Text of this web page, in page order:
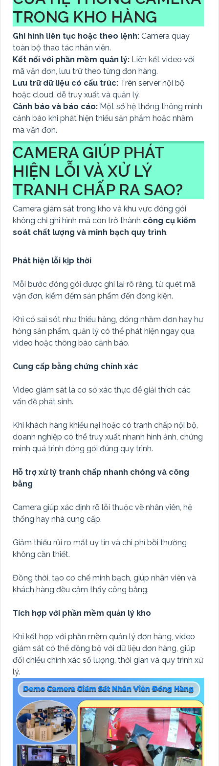
TRONG KHO HÀNG
Ghi hình liên tục hoặc theo lệnh: Camera quay
toàn bộ thao tác nhân viên.
Kết nối với phần mềm quản lý: Liên kết video với
mã vận đơn, lưu trữ theo từng đơn hàng.
Lưu trữ dữ liệu có cấu trúc: Trên server nội bộ
hoặc cloud, dễ truy xuất và quản lý.
Cảnh báo và báo cáo: Một số hệ thống thông minh
cảnh báo khi phát hiện thiếu sản phẩm hoặc nhầm
mã vận đơn.
CAMERA GIÚP PHÁT
HIỆN LỖI VÀ XỬ LÝ
TRANH CHẤP RA SAO?
Camera giám sát trong kho và khu vực đóng gói
không chỉ ghi hình mà còn trở thành công cụ kiểm
soát chất lượng và minh bạch quy trình.
Phát hiện lỗi kịp thời
Mỗi bước đóng gói được ghi lại rõ ràng, từ quét mã
vận đơn, kiểm đếm sản phẩm đến đóng kiện.
Khi có sai sót như thiếu hàng, đóng nhầm đơn hay hư
hỏng sản phẩm, quản lý có thể phát hiện ngay qua
video hoặc thông báo cảnh báo.
Cung cấp bằng chứng chính xác
Video giám sát là cơ sở xác thực để giải thích các
vấn đề phát sinh.
Khi khách hàng khiếu nại hoặc có tranh chấp nội bộ,
doanh nghiệp có thể truy xuất nhanh hình ảnh, chứng
minh quá trình đóng gói đúng quy trình.
Hỗ trợ xử lý tranh chấp nhanh chóng và công
bằng
Camera giúp xác định rõ lỗi thuộc về nhân viên, hệ
thống hay nhà cung cấp.
Giảm thiểu rủi ro mất uy tín và chi phí bồi thường
không cần thiết.
Đồng thời, tạo cơ chế minh bạch, giúp nhân viên và
khách hàng đều cảm thấy công bằng.
Tích hợp với phần mềm quản lý kho
Khi kết hợp với phần mềm quản lý đơn hàng, video
giám sát có thể đồng bộ với dữ liệu đơn hàng, giúp
đối chiếu chính xác số lượng, thời gian và quy trình xử
lý.